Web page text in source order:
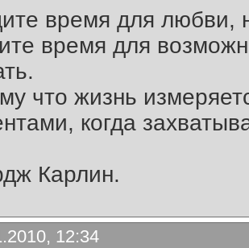
время для любви,
время для
что жизнь
когда
Карлин.
12:34